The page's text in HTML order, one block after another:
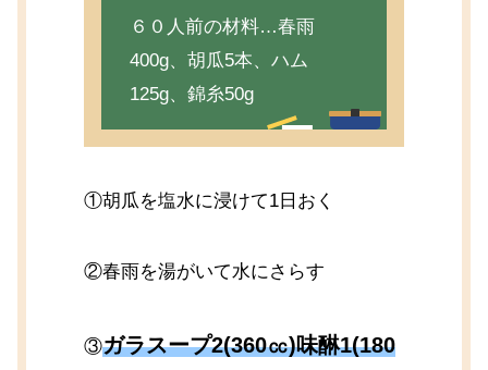
６０人前の材料…春雨
400g、胡瓜5本、ハム
125g、錦糸50g
①胡瓜を塩水に浸けて1日おく
②春雨を湯がいて水にさらす
③ガラスープ2(360㏄)味醂1(180